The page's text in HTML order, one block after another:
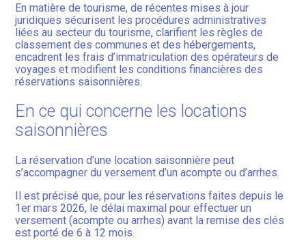
En matière de tourisme, de récentes mises à jour
juridiques sécurisent les procédures administratives
liées au secteur du tourisme, clarifient les règles de
classement des communes et des hébergements,
encadrent les frais d’immatriculation des opérateurs de
voyages et modifient les conditions financières des
réservations saisonnières.
En ce qui concerne les locations
saisonnières
La réservation d’une location saisonnière peut
s’accompagner du versement d’un acompte ou d’arrhes.
Il est précisé que, pour les réservations faites depuis le
1er mars 2026, le délai maximal pour effectuer un
versement (acompte ou arrhes) avant la remise des clés
est porté de 6 à 12 mois.